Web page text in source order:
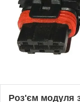
Роз'єм модуля